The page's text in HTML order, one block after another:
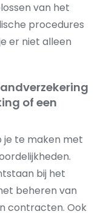
van het
procedures
er niet alleen
of een
je te maken met
bij het
beheren van
contracten. Ook